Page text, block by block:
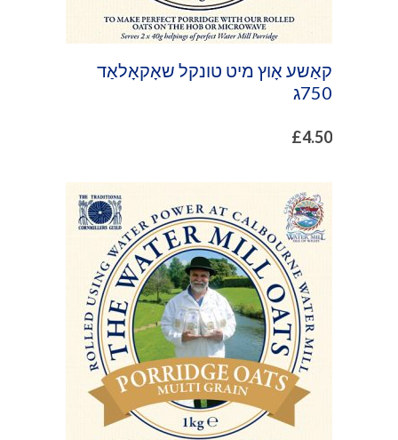
קאַשע אָוץ מיט טונקל שאָקאָלאַד
750ג
£4.50